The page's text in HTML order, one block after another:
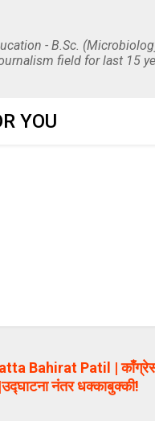
- B.Sc.
field for last 15
YOU
Bahirat Patil |
नंतर धक्काबुक्की!